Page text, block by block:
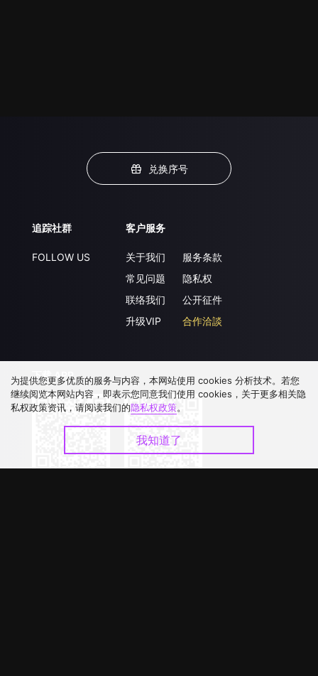
兑换序号
追踪社群
FOLLOW US
客户服务
关于我们
常见问题
联络我们
升级VIP
服务条款
隐私权
公开征件
合作洽談
下载 APP
为提供您更多优质的服务与内容，本网站使用 cookies 分析技术。若您
继续阅览本网站内容，即表示您同意我们使用 cookies，关于更多相关隐
私权政策资讯，请阅读我们的隐私权政策。
我知道了